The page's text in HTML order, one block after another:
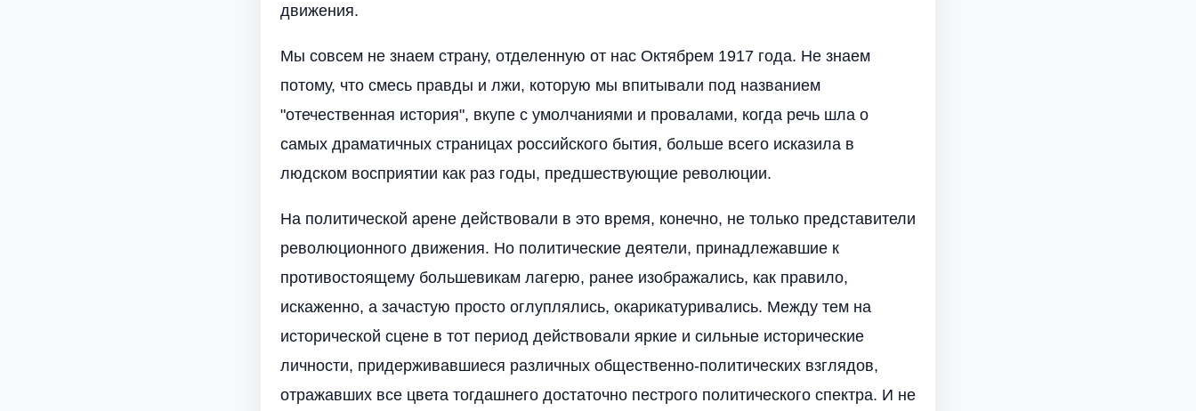
движения.
Мы совсем не знаем страну, отделенную от нас Октябрем 1917 года. Не знаем
потому, что смесь правды и лжи, которую мы впитывали под названием
"отечественная история", вкупе с умолчаниями и провалами, когда речь шла о
самых драматичных страницах российского бытия, больше всего исказила в
людском восприятии как раз годы, предшествующие революции.
На политической арене действовали в это время, конечно, не только представители
революционного движения. Но политические деятели, принадлежавшие к
противостоящему большевикам лагерю, ранее изображались, как правило,
искаженно, а зачастую просто оглуплялись, окарикатуривались. Между тем на
исторической сцене в тот период действовали яркие и сильные исторические
личности, придерживавшиеся различных общественно-политических взглядов,
отражавших все цвета тогдашнего достаточно пестрого политического спектра. И не